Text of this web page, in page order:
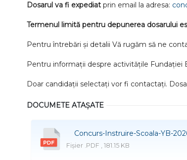
Dosarul va fi expediat prin email la adresa:
Termenul limită pentru depunerea dosarului
Pentru întrebări și detalii Vă rugăm să ne
Pentru informații despre activitățile Fundației
Doar candidații selectați vor fi contactați.
DOCUMETE ATAȘATE
Concurs-Instruire-Scoala-YB-
Fișier .PDF , 181.15 KB